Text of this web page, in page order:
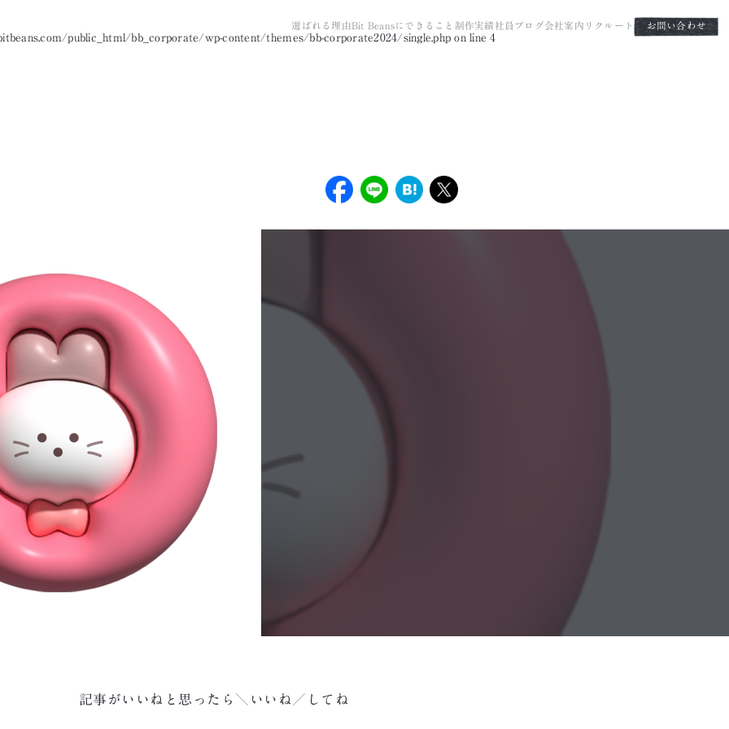
選ばれる理由 Bit Beansにできること 制作実績 社員ブログ 会社案内 リクルート お問い合わせ
public_html/bb_corporate/wp-content/themes/bb-corporate2024/single.php on line4
記事がいいねと思ったら＼いいね／してね